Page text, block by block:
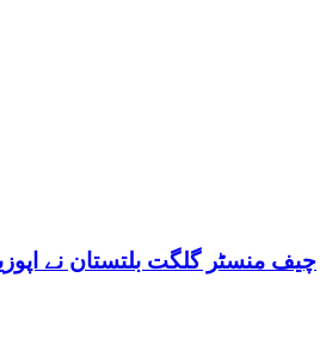
چیف منسٹر گلگت بلتستان نے